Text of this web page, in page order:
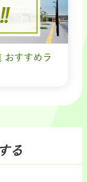
おすすめラ
る